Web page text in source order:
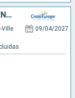
LE MÉKONG AUTREMENT - ENTRE AVENTURE ET SITES INCONTOURNABLES
Ville 09/04/2027